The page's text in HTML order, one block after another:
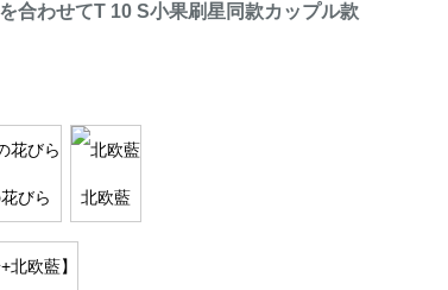
合わせてT 10 S小果刷星同款カップル款
びら 北欧藍